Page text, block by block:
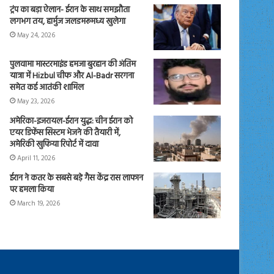
ट्रंप का बड़ा ऐलान- ईरान के साथ समझौता
लगभग तय, हार्मुज जलडमरूमध्य खुलेगा
May 24, 2026
पुलवामा मास्टरमाइंड हमजा बुरहान की अंतिम
यात्रा में Hizbul चीफ और Al-Badr सरगना
समेत कई आतंकी शामिल
May 23, 2026
अमेरिका-इजरायल-ईरान युद्ध: चीन ईरान को
एयर डिफेंस सिस्टम भेजने की तैयारी में,
अमेरिकी खुफिया रिपोर्ट में दावा
April 11, 2026
ईरान ने कतर के सबसे बड़े गैस केंद्र रास लाफान
पर हमला किया
March 19, 2026